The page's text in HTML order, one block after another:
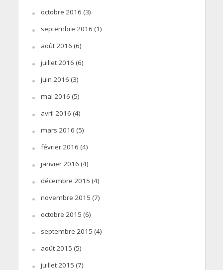
octobre 2016 (3)
septembre 2016 (1)
août 2016 (6)
juillet 2016 (6)
juin 2016 (3)
mai 2016 (5)
avril 2016 (4)
mars 2016 (5)
février 2016 (4)
janvier 2016 (4)
décembre 2015 (4)
novembre 2015 (7)
octobre 2015 (6)
septembre 2015 (4)
août 2015 (5)
juillet 2015 (7)